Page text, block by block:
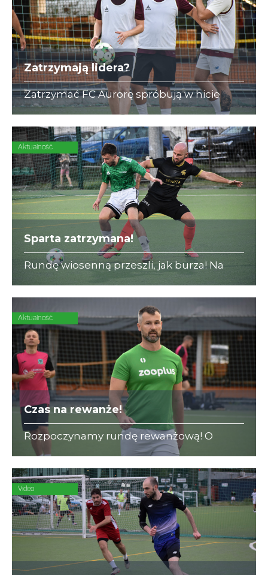
Zatrzymają lidera?
Zatrzymać FC Aurorę spróbują w hicie
kolejki rozpędzeni zawodnicy GT
Air&Ocean.
Aktualność
Sparta zatrzymana!
Rundę wiosenną przeszli, jak burza! Na
początku rewanżów serię lidera przerywa
DENT-CAR (12:2)!
Aktualność
Czas na rewanże!
Rozpoczynamy rundę rewanżową! O
bezcenne zwycięstwo w II Lidze A
powalczą dwaj beniaminkowie - zooplus i
KPFiG.
Video